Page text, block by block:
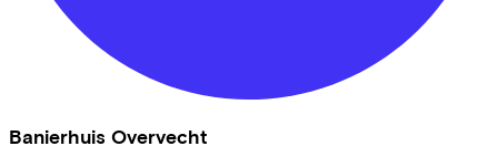
Banierhuis Overvecht